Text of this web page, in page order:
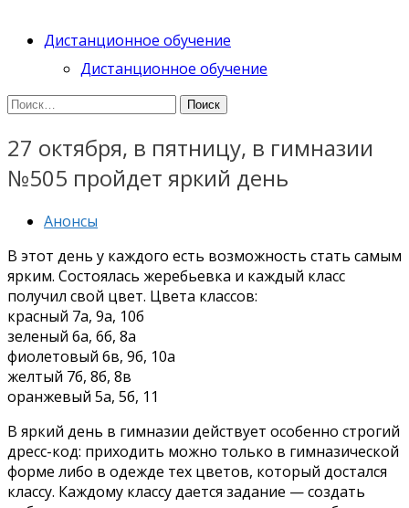
Дистанционное обучение
Дистанционное обучение
Найти:
27 октября, в пятницу, в гимназии
№505 пройдет яркий день
Анонсы
В этот день у каждого есть возможность стать самым
ярким. Состоялась жеребьевка и каждый класс
получил свой цвет. Цвета классов:
красный 7а, 9а, 10б
зеленый 6а, 6б, 8а
фиолетовый 6в, 9б, 10а
желтый 7б, 8б, 8в
оранжевый 5а, 5б, 11
В яркий день в гимназии действует особенно строгий
дресс-код: приходить можно только в гимназической
форме либо в одежде тех цветов, который достался
классу. Каждому классу дается задание — создать